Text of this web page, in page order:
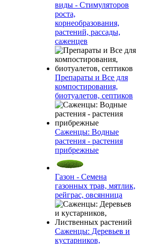
виды - Стимуляторов
роста,
корнеобразования,
растений, рассады,
саженцев
Препараты и Все для
компостирования,
биотуалетов, септиков
Саженцы: Водные
растения - растения
прибрежные
Газон - Семена
газонных трав, мятлик,
рейграс, овсянница
Саженцы: Деревьев и
кустарников,